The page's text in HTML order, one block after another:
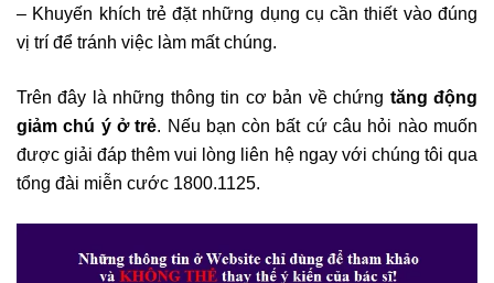
– Khuyến khích trẻ đặt những dụng cụ cần thiết vào đúng
vị trí để tránh việc làm mất chúng.
Trên đây là những thông tin cơ bản về chứng tăng động
giảm chú ý ở trẻ. Nếu bạn còn bất cứ câu hỏi nào muốn
được giải đáp thêm vui lòng liên hệ ngay với chúng tôi qua
tổng đài miễn cước 1800.1125.